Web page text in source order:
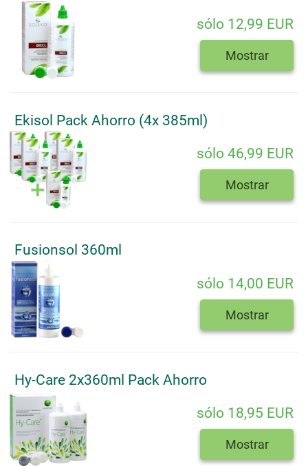
sólo 12,99 EUR
Mostrar
Ekisol Pack Ahorro (4x 385ml)
sólo 46,99 EUR
Mostrar
Fusionsol 360ml
sólo 14,00 EUR
Mostrar
Hy-Care 2x360ml Pack Ahorro
sólo 18,95 EUR
Mostrar